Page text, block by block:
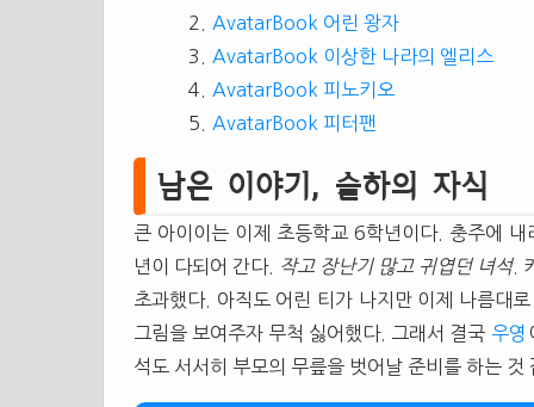
AvatarBook 어린 왕자
AvatarBook 이상한 나라의 엘리스
AvatarBook 피노키오
AvatarBook 피터팬
남은 이야기, 슬하의 자식
큰 아이이는 이제 초등학교 6학년이다. 충주에
년이 다되어 간다.
작고 장난기 많고 귀엽던 녀석.
초과했다. 아직도 어린 티가 나지만 이제 나름대
그림을 보여주자 무척 싫어했다. 그래서 결국 우영
석도 서서히 부모의 무릎을 벗어날 준비를 하는 것